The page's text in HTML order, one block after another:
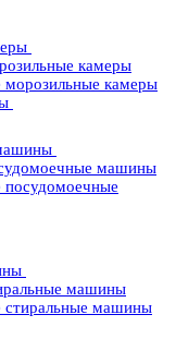
камеры
морозильные камеры
машины
посудомоечные
машины
стиральные машины